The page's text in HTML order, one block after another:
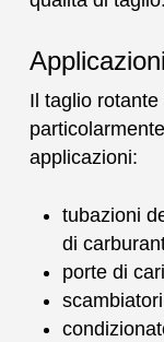
Il taglio rotante
applicazioni:
tubazioni
di
porte di